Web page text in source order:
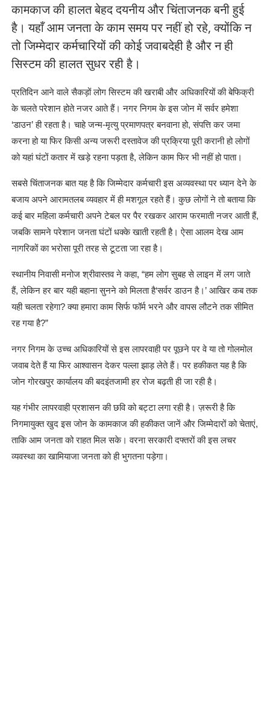
कामकाज की हालत बेहद दयनीय और चिंताजनक बनी हुई
है। यहाँ आम जनता के काम समय पर नहीं हो रहे, क्योंकि न
तो जिम्मेदार कर्मचारियों की कोई जवाबदेही है और न ही
सिस्टम की हालत सुधर रही है।
प्रतिदिन आने वाले सैकड़ों लोग सिस्टम की खराबी और अधिकारियों की बेफिक्री
के चलते परेशान होते नजर आते हैं। नगर निगम के इस जोन में सर्वर हमेशा
‘डाउन’ ही रहता है। चाहे जन्म-मृत्यु प्रमाणपत्र बनवाना हो, संपत्ति कर जमा
करना हो या फिर किसी अन्य जरूरी दस्तावेज की प्रक्रिया पूरी करानी हो लोगों
को यहां घंटों कतार में खड़े रहना पड़ता है, लेकिन काम फिर भी नहीं हो पाता।
सबसे चिंताजनक बात यह है कि जिम्मेदार कर्मचारी इस अव्यवस्था पर ध्यान देने के
बजाय अपने आरामतलब व्यवहार में ही मशगूल रहते हैं। कुछ लोगों ने तो बताया कि
कई बार महिला कर्मचारी अपने टेबल पर पैर रखकर आराम फरमाती नजर आती हैं,
जबकि सामने परेशान जनता घंटों धक्के खाती रहती है। ऐसा आलम देख आम
नागरिकों का भरोसा पूरी तरह से टूटता जा रहा है।
स्थानीय निवासी मनोज श्रीवास्तव ने कहा, “हम लोग सुबह से लाइन में लग जाते
हैं, लेकिन हर बार यही बहाना सुनने को मिलता है‘सर्वर डाउन है।’ आखिर कब तक
यही चलता रहेगा? क्या हमारा काम सिर्फ फॉर्म भरने और वापस लौटने तक सीमित
रह गया है?”
नगर निगम के उच्च अधिकारियों से इस लापरवाही पर पूछने पर वे या तो गोलमोल
जवाब देते हैं या फिर आश्वासन देकर पल्ला झाड़ लेते हैं। पर हकीकत यह है कि
जोन गोरखपुर कार्यालय की बदइंतजामी हर रोज बढ़ती ही जा रही है।
यह गंभीर लापरवाही प्रशासन की छवि को बट्टा लगा रही है। ज़रूरी है कि
निगमायुक्त खुद इस जोन के कामकाज की हकीकत जानें और जिम्मेदारों को चेताएं,
ताकि आम जनता को राहत मिल सके। वरना सरकारी दफ्तरों की इस लचर
व्यवस्था का खामियाजा जनता को ही भुगतना पड़ेगा।